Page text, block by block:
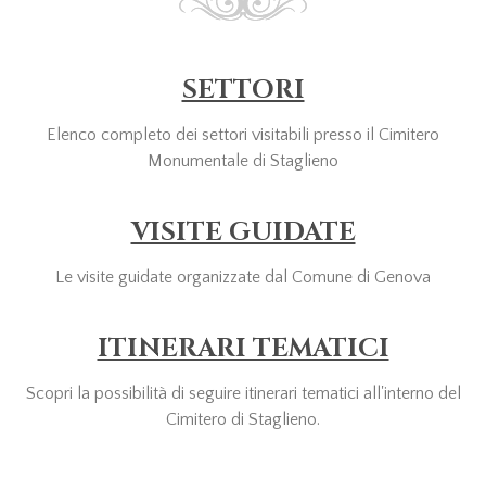
SETTORI
Elenco completo dei settori visitabili presso il Cimitero
Monumentale di Staglieno
VISITE GUIDATE
Le visite guidate organizzate dal Comune di Genova
ITINERARI TEMATICI
Scopri la possibilità di seguire itinerari tematici all'interno del
Cimitero di Staglieno.